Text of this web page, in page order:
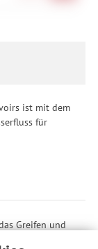
ist mit dem
für
Greifen und